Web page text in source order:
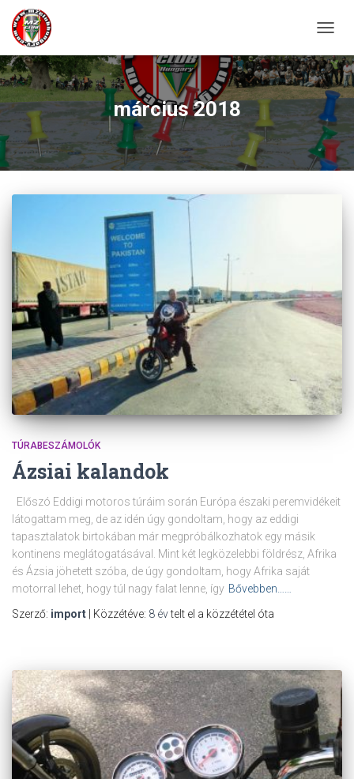
március 2018
TÚRABESZÁMOLÓK
Ázsiai kalandok
Előszó Eddigi motoros túráim során Európa északi peremvidékeit
látogattam meg, de az idén úgy gondoltam, hogy az eddigi
tapasztalatok birtokában már megpróbálkozhatok egy másik
kontinens meglátogatásával. Mint két legközelebbi földrész, Afrika
és Ázsia jöhetett szóba, de úgy gondoltam, hogy Afrika saját
motorral lehet, hogy túl nagy falat lenne, így Bővebben……
Szerző: import | Közzétéve: 8 évtelt el a közzététel óta